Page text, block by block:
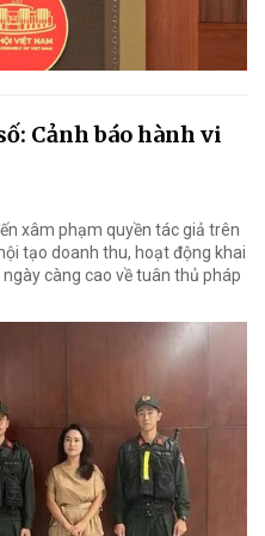
Cảnh báo hành vi
xâm phạm quyền tác giả trên
tạo doanh thu, hoạt động khai
càng cao về tuân thủ pháp